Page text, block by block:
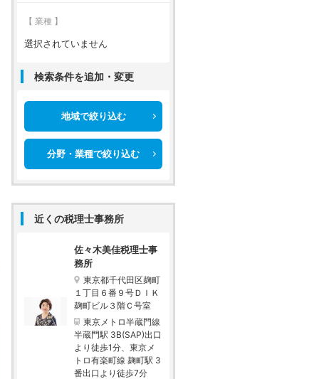
【 業種 】
選択されていません
検索条件を追加・変更
地域で絞り込む
分野・業種で絞り込む
近くの税理士事務所
佐々木美佳税理士事
務所
東京都千代田区麹町
１丁目６番９号ＤＩＫ
麹町ビル３階Ｃ号室
東京メトロ半蔵門線
半蔵門駅 3B(SAP)出口
より徒歩1分、東京メ
トロ有楽町線 麹町駅 3
番出口より徒歩7分